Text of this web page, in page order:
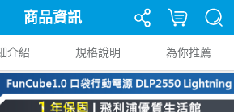
商品資訊
介紹 規格說明 為你推薦